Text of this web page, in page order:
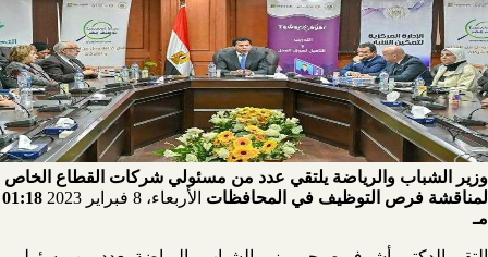
وزير الشباب والرياضة يلتقي عدد من مسئولي شركات القطاع الخاص
لمناقشة فرص التوظيف في المحافظات الأربعاء، 8 فبراير 2023
01:18
مـ